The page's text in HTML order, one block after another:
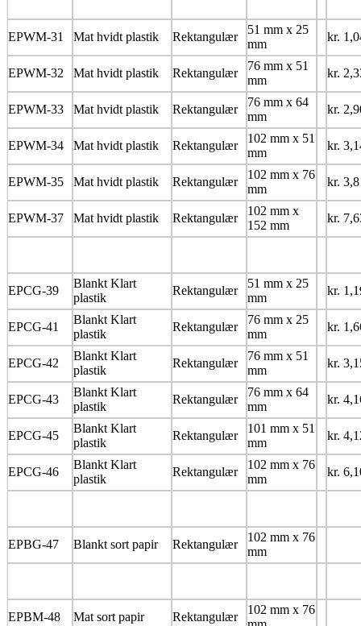
EPWM-31 Mat hvidt plastik Rektangulær
51 mm x 25
mm
kr.
EPWM-32 Mat hvidt plastik Rektangulær
76 mm x 51
mm
kr.
EPWM-33 Mat hvidt plastik Rektangulær
76 mm x 64
mm
kr.
EPWM-34 Mat hvidt plastik Rektangulær
102 mm x 51
mm
kr.
EPWM-35 Mat hvidt plastik Rektangulær
102 mm x 76
mm
kr.
EPWM-37 Mat hvidt plastik Rektangulær
102 mm x
152 mm
kr.
EPCG-39
Blankt Klart
plastik
Rektangulær
51 mm x 25
mm
kr.
EPCG-41
Blankt Klart
plastik
Rektangulær
76 mm x 25
mm
kr.
EPCG-42
Blankt Klart
plastik
Rektangulær
76 mm x 51
mm
kr.
EPCG-43
Blankt Klart
plastik
Rektangulær
76 mm x 64
mm
kr.
EPCG-45
Blankt Klart
plastik
Rektangulær
101 mm x 51
mm
kr.
EPCG-46
Blankt Klart
plastik
Rektangulær
102 mm x 76
mm
kr.
EPBG-47 Blankt sort papir Rektangulær
102 mm x 76
mm
EPBM-48 Mat sort papir Rektangulær
102 mm x 76